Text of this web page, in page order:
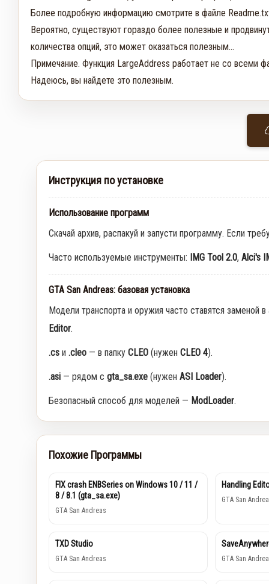
Более подробную информацию смотрите в файле
Вероятно, существуют гораздо более полезные и
количества опций, это может оказаться полезным...
Примечание. Функция LargeAddress работает не со всеми
Надеюсь, вы найдете это полезным.
Инструкция по установке
Использование программ
Скачай архив, распакуй и запусти программу. Если
Часто используемые инструменты: IMG Tool 2.0, Alci's
GTA San Andreas: базовая установка
Модели транспорта и оружия часто ставятся заменой
Editor.
.cs и .cleo — в папку CLEO (нужен CLEO 4).
.asi — рядом с gta_sa.exe (нужен ASI Loader).
Безопасный способ для моделей — ModLoader.
Похожие Программы
FIX crash ENBSeries on Windows 10 / 11 /
8 / 8.1 (gta_sa.exe)
GTA San Andreas
Handling
GTA San
TXD Studio
GTA San Andreas GTA San